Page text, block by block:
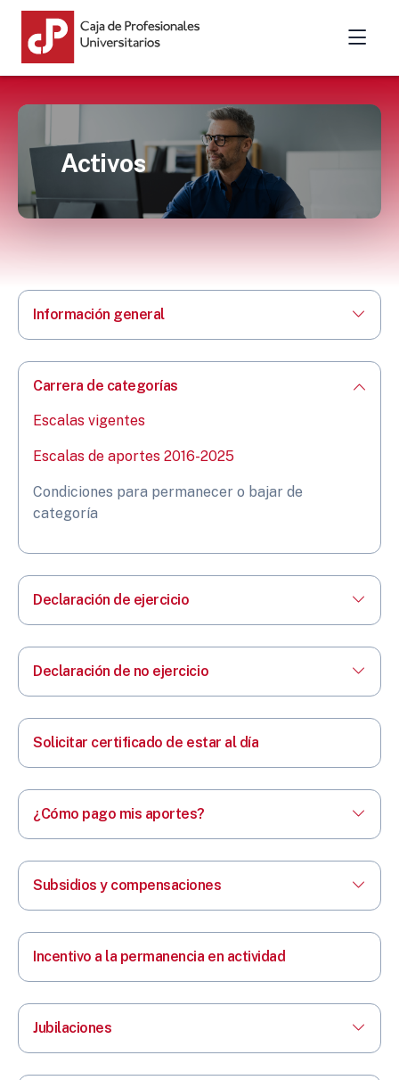
Activos
Información general
Carrera de categorías
Escalas vigentes
Escalas de aportes 2016-2025
Condiciones para permanecer o bajar de
categoría
Declaración de ejercicio
Declaración de no ejercicio
Solicitar certificado de estar al día
¿Cómo pago mis aportes?
Subsidios y compensaciones
Incentivo a la permanencia en actividad
Jubilaciones